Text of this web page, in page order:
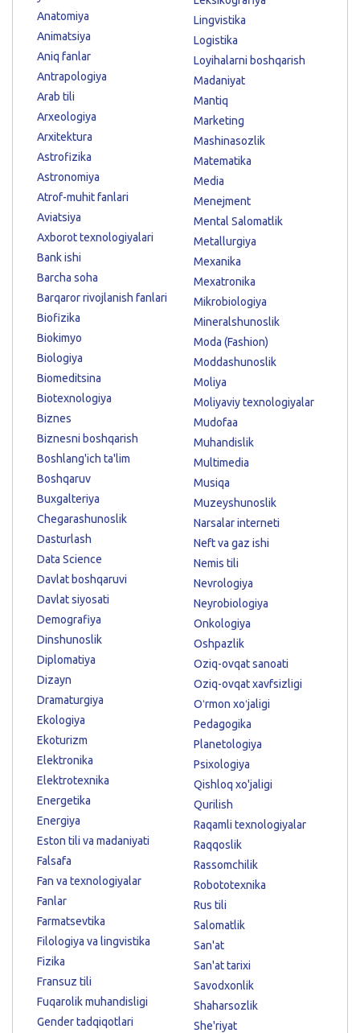
Anatomiya
Animatsiya
Aniq fanlar
Antrapologiya
Arab tili
Arxeologiya
Arxitektura
Astrofizika
Astronomiya
Atrof-muhit fanlari
Aviatsiya
Axborot texnologiyalari
Bank ishi
Barcha soha
Barqaror rivojlanish fanlari
Biofizika
Biokimyo
Biologiya
Biomeditsina
Biotexnologiya
Biznes
Biznesni boshqarish
Boshlang'ich ta'lim
Boshqaruv
Buxgalteriya
Chegarashunoslik
Dasturlash
Data Science
Davlat boshqaruvi
Davlat siyosati
Demografiya
Dinshunoslik
Diplomatiya
Dizayn
Dramaturgiya
Ekologiya
Ekoturizm
Elektronika
Elektrotexnika
Energetika
Energiya
Eston tili va madaniyati
Falsafa
Fan va texnologiyalar
Fanlar
Farmatsevtika
Filologiya va lingvistika
Fizika
Fransuz tili
Fuqarolik muhandisligi
Gender tadqiqotlari
Lingvistika
Logistika
Loyihalarni boshqarish
Madaniyat
Mantiq
Marketing
Mashinasozlik
Matematika
Media
Menejment
Mental Salomatlik
Metallurgiya
Mexanika
Mexatronika
Mikrobiologiya
Mineralshunoslik
Moda (Fashion)
Moddashunoslik
Moliya
Moliyaviy texnologiyalar
Mudofaa
Muhandislik
Multimedia
Musiqa
Muzeyshunoslik
Narsalar interneti
Neft va gaz ishi
Nemis tili
Nevrologiya
Neyrobiologiya
Onkologiya
Oshpazlik
Oziq-ovqat sanoati
Oziq-ovqat xavfsizligi
Oʻrmon xoʻjaligi
Pedagogika
Planetologiya
Psixologiya
Qishloq xo'jaligi
Qurilish
Raqamli texnologiyalar
Raqqoslik
Rassomchilik
Robototexnika
Rus tili
Salomatlik
San'at
San'at tarixi
Savodxonlik
Shaharsozlik
She'riyat